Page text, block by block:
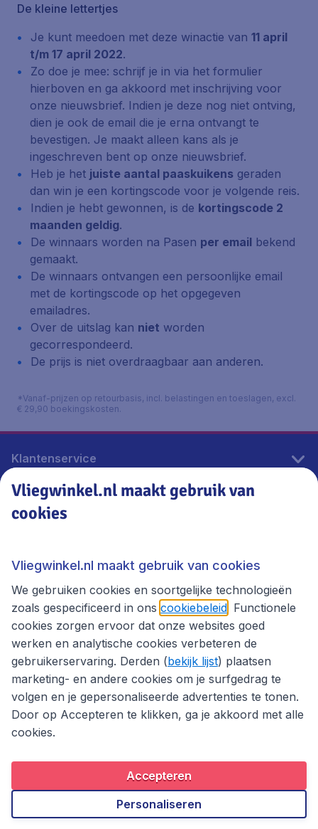
De kleine lettertjes
Je kunt meedoen met deze winactie van 11 april
t/m 17 april 2022.
Zo doe je mee: schrijf je in via het formulier
hierboven en ga akkoord met inschrijving voor
onze nieuwsbrief. Indien je deze nog niet ontving,
dien je ook de email die je erna ontvangt te
bevestigen. Je maakt alleen kans als je
ingeschreven bent op onze nieuwsbrief.
Heb je het juiste aantal paaskuikens geraden
dan win je een kortingscode voor je volgende reis.
Indien je hebt gewonnen, is de kortingscode 2
maanden geldig.
De winnaars worden na Pasen per email bekend
gemaakt.
De winnaars ontvangen een persoonlijke email
met de kortingscode op het opgegeven
emailadres.
Over de uitslag kan niet worden
gecorrespondeerd.
De prijs is niet overdraagbaar aan anderen.
*Vanaf-prijzen op retourbasis, incl. belastingen en toeslagen, excl.
€ 29,90 boekingskosten.
Klantenservice
Vliegwinkel.nl
Thema's
Privacybeleid
Copyright © 2026
Vliegwinkel.nl maakt gebruik van
cookies
Vliegwinkel.nl maakt gebruik van cookies
We gebruiken cookies en soortgelijke technologieën
zoals gespecificeerd in ons cookiebeleid . Functionele
cookies zorgen ervoor dat onze websites goed
werken en analytische cookies verbeteren de
gebruikerservaring. Derden (bekijk lijst) plaatsen
marketing- en andere cookies om je surfgedrag te
volgen en je gepersonaliseerde advertenties te tonen.
Door op Accepteren te klikken, ga je akkoord met alle
cookies.
Accepteren
Personaliseren